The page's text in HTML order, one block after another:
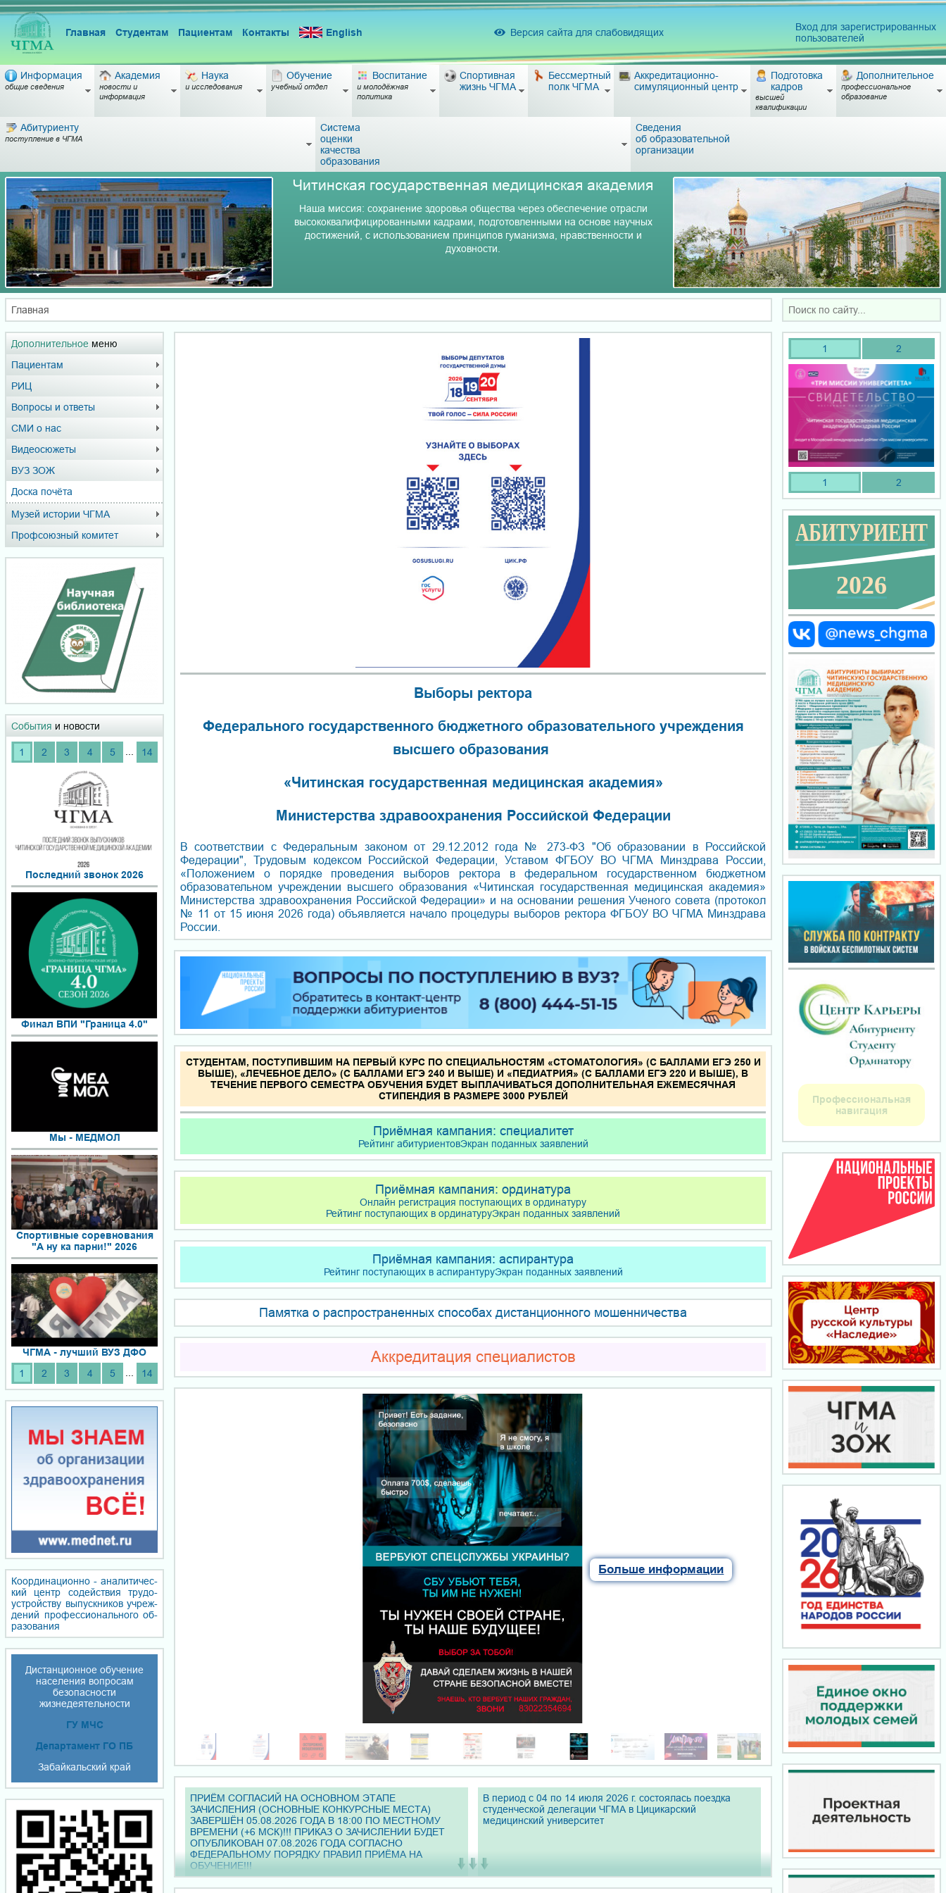
Главная Студентам Пациентам Контакты English Версия сайта для слабовидящих
Вход для зарегистрированных
пользователей
Информация
общие сведения
Академия
новости и
информация
Наука
и исследования
Обучение
учебный отдел
Воспитание
и молодёжная
политика
Спортивная
жизнь ЧГМА
Бессмертный
полк ЧГМА
Аккредитационно-
симуляционный центр
Подготовка
кадров
высшей
квалификации
Дополнительное
профессиональное
образование
Абитуриенту
поступление в ЧГМА
Система
оценки
качества
образования
Сведения
об образовательной
организации
Читинская государственная медицинская академия
Наша миссия: сохранение здоровья общества через обеспечение отрасли
высококвалифицированными кадрами, подготовленными на основе научных
достижений, с использованием принципов гуманизма, нравственности и
духовности.
Главная
Дополнительное меню
Пациентам
РИЦ
Вопросы и ответы
СМИ о нас
Видеосюжеты
ВУЗ ЗОЖ
Доска почёта
Музей истории ЧГМА
Профсоюзный комитет
События и новости
1 2 3 4 5 ... 14
Последний звонок 2026
Финал ВПИ "Граница 4.0"
Мы - МЕДМОЛ
Спортивные соревнования
"А ну ка парни!" 2026
ЧГМА - лучший ВУЗ ДФО
1
2 3 4 5 ... 14
Координационно - ана­ли­ти­чес­
кий центр со­дей­ствия тру­до­
уст­ройст­ву вы­пуск­ни­ков уч­реж­
де­ний про­фес­сио­наль­но­го об­
ра­зо­ва­ния
Дистанционное обучение
населения вопросам
безопасности
жизнедеятельности
ГУ МЧС
Департамент ГО ПБ
Забайкальский край
Выборы ректора
Федерального государственного бюджетного образовательного учреждения
высшего образования
«Читинская государственная медицинская академия»
Министерства здравоохранения Российской Федерации
В соответствии с Федеральным законом от 29.12.2012 года № 273-ФЗ "Об образовании в Российской
Федерации", Трудовым кодексом Российской Федерации, Уставом ФГБОУ ВО ЧГМА Минздрава России,
«Положением о порядке проведения выборов ректора в федеральном государственном бюджетном
образовательном учреждении высшего образования «Читинская государственная медицинская академия»
Министерства здравоохранения Российской Федерации» и на основании решения Ученого совета (протокол
№ 11 от 15 июня 2026 года) объявляется начало процедуры выборов ректора ФГБОУ ВО ЧГМА Минздрава
России.
СТУДЕНТАМ, ПОСТУПИВШИМ НА ПЕРВЫЙ КУРС ПО СПЕЦИАЛЬНОСТЯМ «СТОМАТОЛОГИЯ» (С БАЛЛАМИ ЕГЭ 250 И
ВЫШЕ), «ЛЕЧЕБНОЕ ДЕЛО» (С БАЛЛАМИ ЕГЭ 240 И ВЫШЕ) И «ПЕДИАТРИЯ» (С БАЛЛАМИ ЕГЭ 220 И ВЫШЕ), В
ТЕЧЕНИЕ ПЕРВОГО СЕМЕСТРА ОБУЧЕНИЯ БУДЕТ ВЫПЛАЧИВАТЬСЯ ДОПОЛНИТЕЛЬНАЯ ЕЖЕМЕСЯЧНАЯ
СТИПЕНДИЯ В РАЗМЕРЕ 3000 РУБЛЕЙ
Приёмная кампания: специалитет
Рейтинг абитуриентовЭкран поданных заявлений
Приёмная кампания: ординатура
Онлайн регистрация поступающих в ординатуру
Рейтинг поступающих в ординатуруЭкран поданных заявлений
Приёмная кампания: аспирантура
Рейтинг поступающих в аспирантуруЭкран поданных заявлений
Памятка о распространенных способах дистанционного мошенничества
Аккредитация специалистов
Больше информации
Как не стать
дроппером
ПРИЁМ СОГЛАСИЙ НА ОСНОВНОМ ЭТАПЕ
ЗАЧИСЛЕНИЯ (ОСНОВНЫЕ КОНКУРСНЫЕ МЕСТА)
ЗАВЕРШЁН 05.08.2026 ГОДА В 18:00 ПО МЕСТНОМУ
ВРЕМЕНИ (+6 МСК)!!! ПРИКАЗ О ЗАЧИСЛЕНИИ БУДЕТ
ОПУБЛИКОВАН 07.08.2026 ГОДА СОГЛАСНО
ФЕДЕРАЛЬНОМУ ПОРЯДКУ ПРАВИЛ ПРИЁМА НА
ОБУЧЕНИЕ!!!
В период с 04 по 14 июля 2026 г. состоялась поездка
студенческой делегации ЧГМА в Цицикарский
медицинский университет
1 2
1 2
Профессиональная
навигация